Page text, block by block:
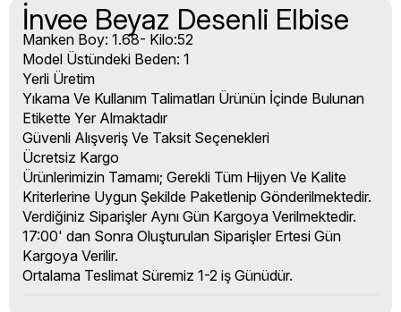
İnvee Beyaz Desenli Elbise
Manken Boy: 1.68- Kilo:52
Model Üstündeki Beden: 1
Yerli Üretim
Yıkama Ve Kullanım Talimatları Ürünün İçinde Bulunan
Etikette Yer Almaktadır
Güvenli Alışveriş Ve Taksit Seçenekleri
Ücretsiz Kargo
Ürünlerimizin Tamamı; Gerekli Tüm Hijyen Ve Kalite
Kriterlerine Uygun Şekilde Paketlenip Gönderilmektedir.
Verdiğiniz Siparişler Aynı Gün Kargoya Verilmektedir.
17:00' dan Sonra Oluşturulan Siparişler Ertesi Gün
Kargoya Verilir.
Ortalama Teslimat Süremiz 1-2 iş Günüdür.